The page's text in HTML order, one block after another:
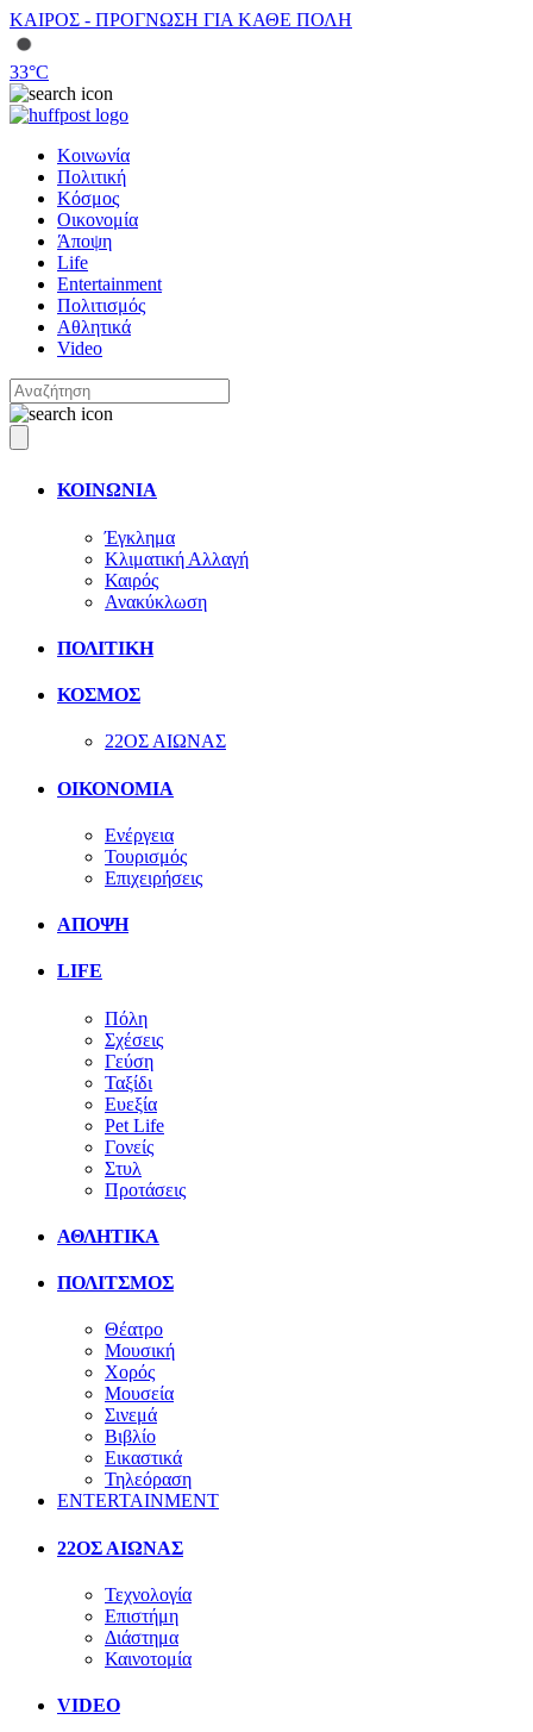
ΚΑΙΡΟΣ - ΠΡΟΓΝΩΣΗ ΓΙΑ ΚΑΘΕ ΠΟΛΗ
33°C
Κοινωνία
Πολιτική
Κόσμος
Οικονομία
Άποψη
Life
Entertainment
Πολιτισμός
Αθλητικά
Video
ΚΟΙΝΩΝΙΑ
Έγκλημα
Κλιματική Αλλαγή
Καιρός
Ανακύκλωση
ΠΟΛΙΤΙΚΗ
ΚΟΣΜΟΣ
22ΟΣ ΑΙΩΝΑΣ
ΟΙΚΟΝΟΜΙΑ
Ενέργεια
Τουρισμός
Επιχειρήσεις
ΑΠΟΨΗ
LIFE
Πόλη
Σχέσεις
Γεύση
Ταξίδι
Ευεξία
Pet Life
Γονείς
Στυλ
Προτάσεις
ΑΘΛΗΤΙΚΑ
ΠΟΛΙΤΣΜΟΣ
Θέατρο
Μουσική
Χορός
Μουσεία
Σινεμά
Βιβλίο
Εικαστικά
Τηλεόραση
ENTERTAINMENT
22ΟΣ ΑΙΩΝΑΣ
Τεχνολογία
Επιστήμη
Διάστημα
Καινοτομία
VIDEO